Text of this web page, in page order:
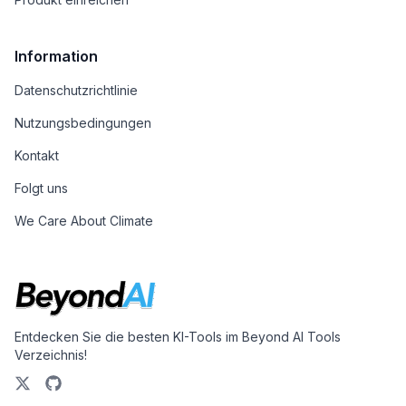
Information
Datenschutzrichtlinie
Nutzungsbedingungen
Kontakt
Folgt uns
We Care About Climate
Entdecken Sie die besten KI-Tools im Beyond AI Tools
Verzeichnis!